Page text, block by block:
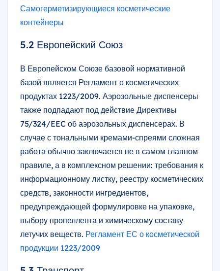
Самогерметизирующиеся косметические
контейнеры
5.2 Европейский Союз
В Европейском Союзе базовой нормативной
базой является Регламент о косметических
продуктах 1223/2009. Аэрозольные диспенсеры
также подпадают под действие Директивы
75/324/EEC об аэрозольных диспенсерах. В
случае с тональными кремами-спреями сложная
работа обычно заключается не в самом главном
правиле, а в комплексном решении: требования к
информационному листку, реестру косметических
средств, законности ингредиентов,
предупреждающей формулировке на упаковке,
выбору пропеллента и химическому составу
летучих веществ. Регламент ЕС о косметической
продукции 1223/2009